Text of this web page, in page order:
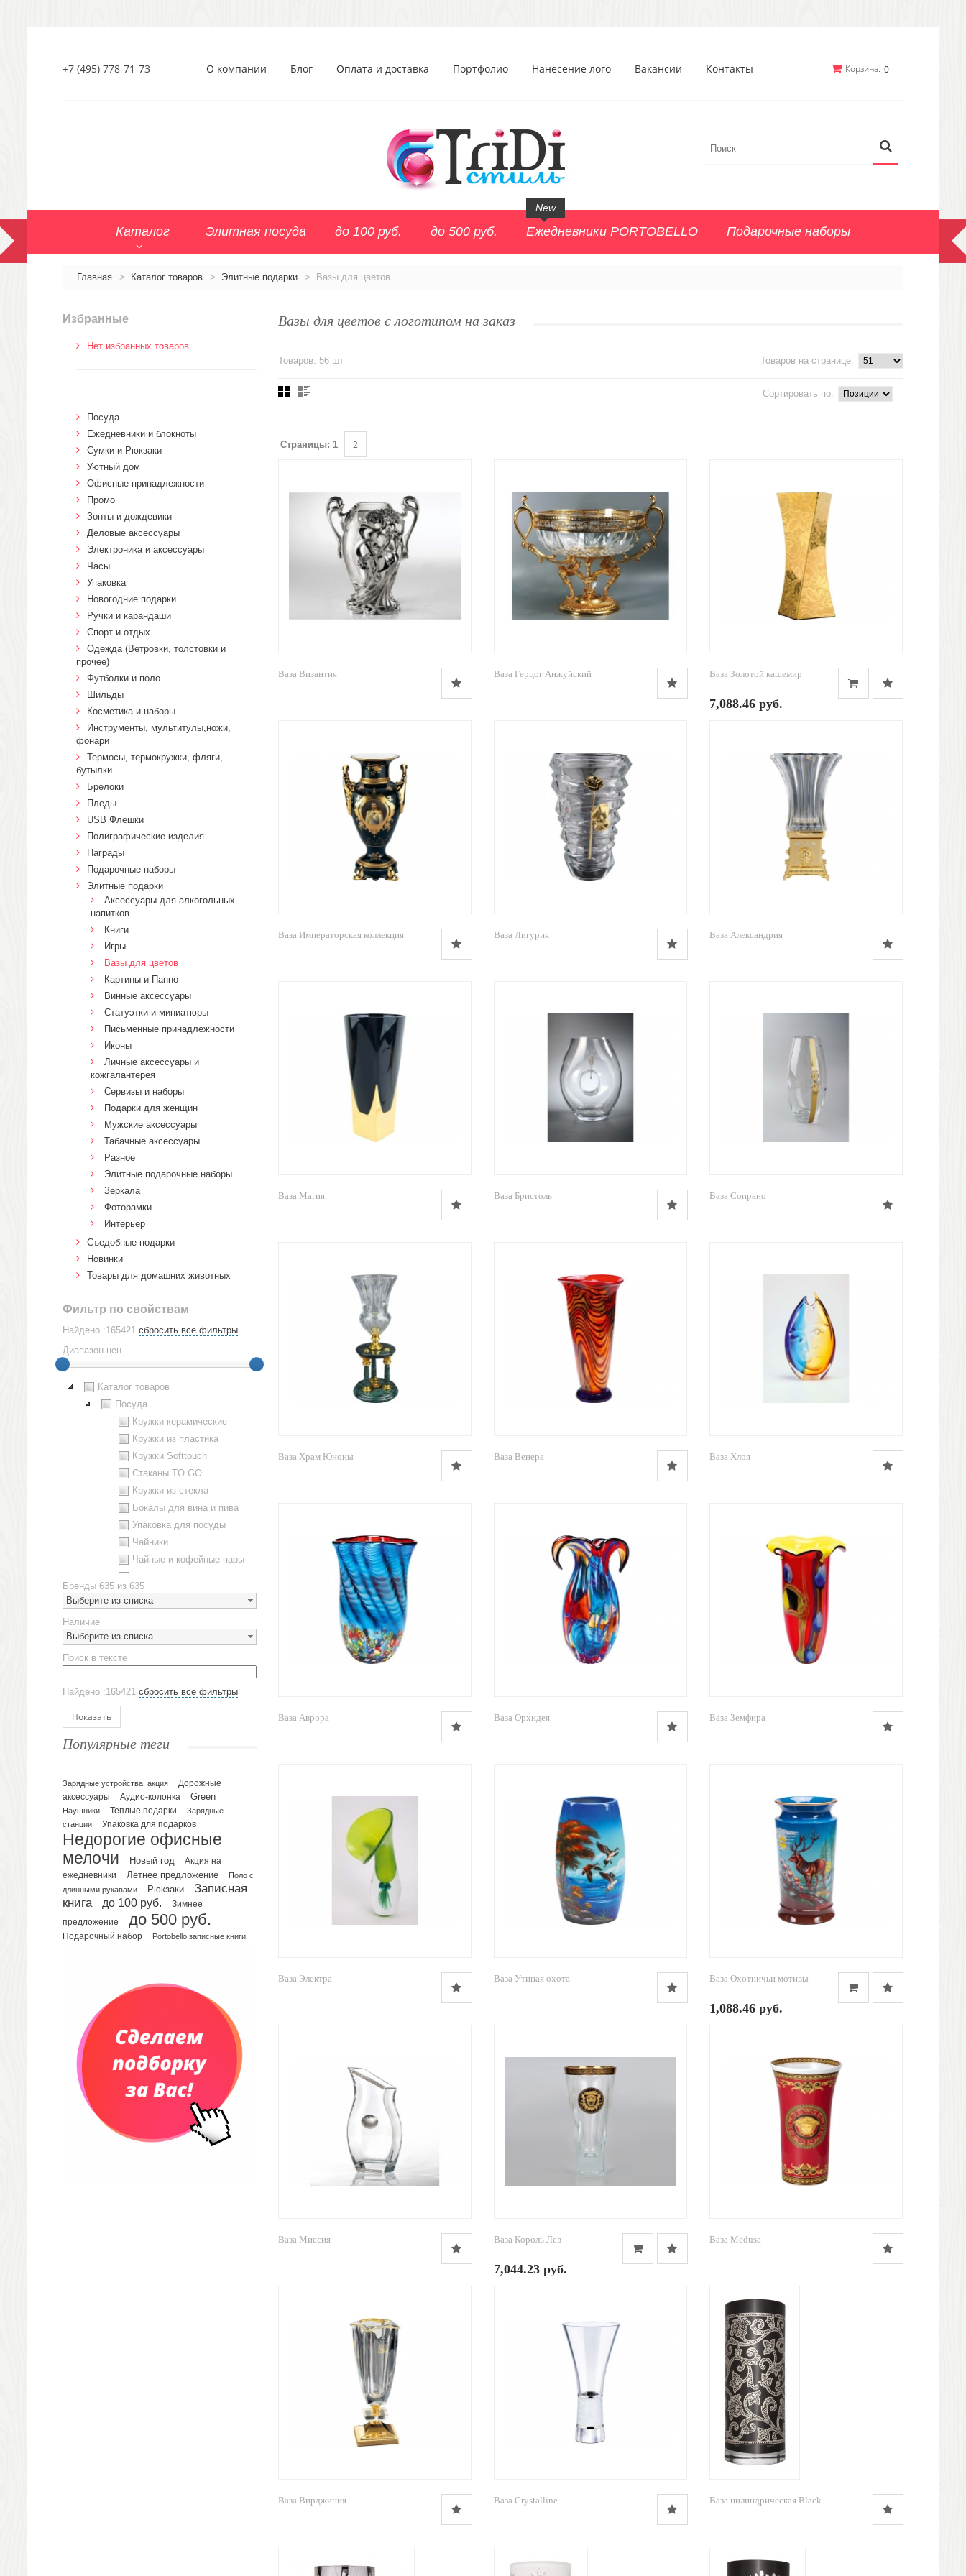
Корзина: 0
+7 (495) 778-71-73 О компании Блог Оплата и доставка Портфолио Нанесение лого Вакансии Контакты
Каталог Элитная посуда до 100 руб. до 500 руб. Ежедневники PORTOBELLO
New
Подарочные наборы
Главная > Каталог товаров > Элитные подарки > Вазы для цветов
Вазы для цветов с логотипом на заказ
Товаров: 56 шт Товаров на странице:
Сортировать по:
Страницы: 1 2
Ваза Византия Ваза Герцог Анжуйский Ваза Золотой кашемир
7,088.46 руб.
Ваза Императорская коллекция Ваза Лигурия Ваза Александрия
Ваза Магия Ваза Бристоль Ваза Сопрано
Ваза Храм Юноны Ваза Венера Ваза Хлоя
Ваза Аврора Ваза Орхидея Ваза Земфира
Ваза Электра Ваза Утиная охота Ваза Охотничьи мотивы
1,088.46 руб.
Ваза Миссия Ваза Король Лев
7,044.23 руб.
Ваза Medusa
Ваза Вирджиния Ваза Crystalline Ваза цилиндрическая Black
Избранные
Нет избранных товаров
Посуда
Ежедневники и блокноты
Сумки и Рюкзаки
Уютный дом
Офисные принадлежности
Промо
Зонты и дождевики
Деловые аксессуары
Электроника и аксессуары
Часы
Упаковка
Новогодние подарки
Ручки и карандаши
Спорт и отдых
Одежда (Ветровки, толстовки и
прочее)
Футболки и поло
Шильды
Косметика и наборы
Инструменты, мультитулы,ножи,
фонари
Термосы, термокружки, фляги,
бутылки
Брелоки
Пледы
USB Флешки
Полиграфические изделия
Награды
Подарочные наборы
Элитные подарки
Аксессуары для алкогольных
напитков
Книги
Игры
Вазы для цветов
Картины и Панно
Винные аксессуары
Статуэтки и миниатюры
Письменные принадлежности
Иконы
Личные аксессуары и
кожгалантерея
Сервизы и наборы
Подарки для женщин
Мужские аксессуары
Табачные аксессуары
Разное
Элитные подарочные наборы
Зеркала
Фоторамки
Интерьер
Cъедобные подарки
Новинки
Товары для домашних животных
Фильтр по свойствам
Найдено :165421 сбросить все фильтры
Диапазон цен
Каталог товаров
Посуда
Кружки керамические
Кружки из пластика
Кружки Softtouch
Стаканы TO GO
Кружки из стекла
Бокалы для вина и пива
Упаковка для посуды
Чайники
Чайные и кофейные пары
Наборы посуды
Предметы сервировки
Стаканы
Эко кружки
ЕВРОПОСУДА
Аксессуары
Ежедневники и блокноты
Датированные ежедневники
Планинги и телефонные книжки
Планинги датированные
Планинги недатированные
Телефонные книжки
Органайзер на ежедневник
Сумки и Рюкзаки
Сумки для планшетов и ноутбуков
Рюкзаки
Конференц-сумки
Несессеры и косметички
Портфели
Чехлы для планшетов и ноутбуков
Сумка на пояс или шею
Аксессуары
Женские сумки
Уютный дом
Текстиль для ванной комнаты
Бренды 635 из 635
Выберите из списка
Наличие
Выберите из списка
Поиск в тексте
Найдено :165421 сбросить все фильтры
Показать
Популярные теги
Зарядные устройства, акция
Дорожные
аксессуары
Аудио-колонка Green
Наушники Теплые подарки
Зарядные
станции
Упаковка для подарков
Недорогие офисные
мелочи
Новый год
Акция на
ежедневники
Летнее предложение
Поло с
длинными рукавами
Рюкзаки
Записная
книга
до 100 руб.
Зимнее
предложение
до 500 руб.
Подарочный набор Portobello записные книги